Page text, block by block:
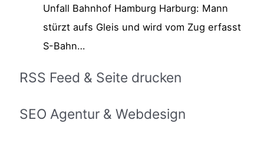
Unfall Bahnhof Hamburg Harburg: Mann
stürzt aufs Gleis und wird vom Zug erfasst
S-Bahn…
RSS Feed & Seite drucken
SEO Agentur & Webdesign